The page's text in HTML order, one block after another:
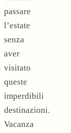
passare
l’estate
senza
aver
visitato
queste
imperdibili
destinazioni.
Vacanza